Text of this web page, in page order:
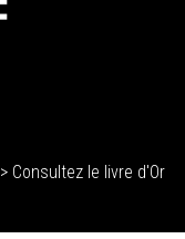
> Consultez le livre d'Or